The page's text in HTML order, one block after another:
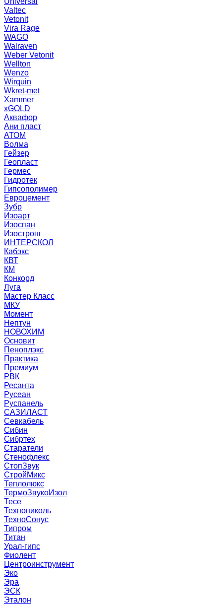
Valtec
Vetonit
Vira Rage
WAGO
Walraven
Weber Vetonit
Wellton
Wenzo
Wirquin
Wkret-met
Xammer
xGOLD
Аквафор
Ани пласт
АТОМ
Волма
Гейзер
Геопласт
Гермес
Гидротек
Гипсополимер
Евроцемент
Зубр
Изоарт
Изоспан
Изостронг
ИНТЕРСКОЛ
Кабэкс
КВТ
КМ
Конкорд
Луга
Мастер Класс
МКУ
Момент
Нептун
НОВОХИМ
Основит
Пеноплэкс
Практика
Премиум
РВК
Ресанта
Русеан
Руспанель
САЗИЛАСТ
Севкабель
Сибин
Сибртех
Старатели
Стенофлекс
СтопЗвук
СтройМикс
Теплолюкс
ТермоЗвукоИзол
Тесе
Технониколь
ТехноСонус
Типром
Титан
Урал-гипс
Фиолент
Центроинструмент
Эко
Эра
ЭСК
Эталон